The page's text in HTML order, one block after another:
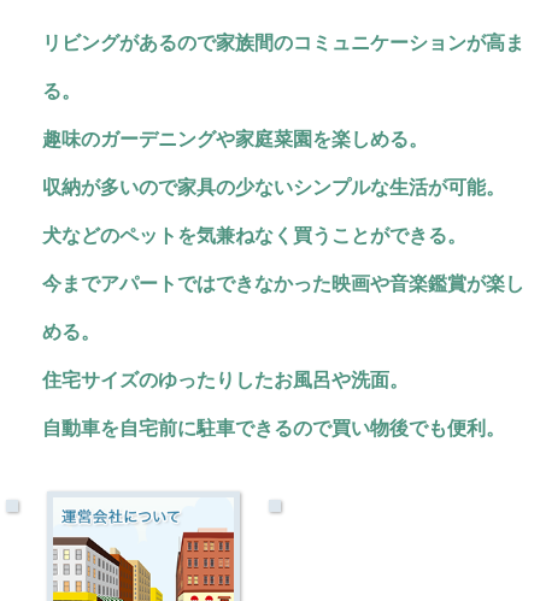
リビングがあるので家族間のコミュニケーションが高ま
る。
趣味のガーデニングや家庭菜園を楽しめる。
収納が多いので家具の少ないシンプルな生活が可能。
犬などのペットを気兼ねなく買うことができる。
今までアパートではできなかった映画や音楽鑑賞が楽し
める。
住宅サイズのゆったりしたお風呂や洗面。
自動車を自宅前に駐車できるので買い物後でも便利。